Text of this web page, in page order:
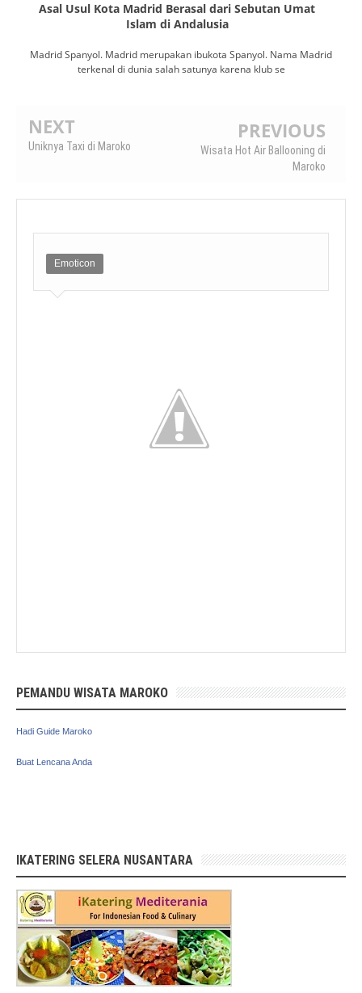
Asal Usul Kota Madrid Berasal dari Sebutan Umat
Islam di Andalusia
Madrid Spanyol. Madrid merupakan ibukota Spanyol. Nama Madrid
terkenal di dunia salah satunya karena klub se
NEXT
Uniknya Taxi di Maroko
PREVIOUS
Wisata Hot Air Ballooning di
Maroko
Emoticon
PEMANDU WISATA MAROKO
Hadi Guide Maroko
Buat Lencana Anda
IKATERING SELERA NUSANTARA